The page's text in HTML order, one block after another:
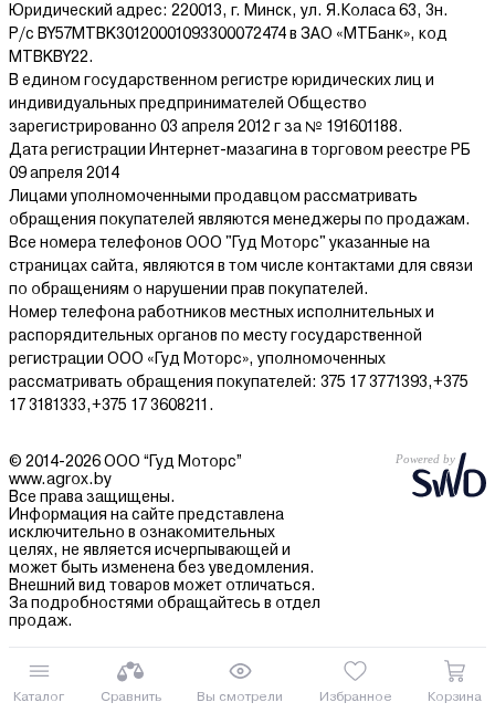
Каталог Сравнить Вы смотрели Избранное Корзина
Юридический адрес: 220013, г. Минск, ул. Я.Коласа 63, 3н.
Р/с BY57MTBK30120001093300072474 в ЗАО «МТБанк», код
MTBKBY22.
В едином государственном регистре юридических лиц и
индивидуальных предпринимателей Общество
зарегистрированно 03 апреля 2012 г за № 191601188.
Дата регистрации Интернет-мазагина в торговом реестре РБ
09 апреля 2014
Лицами уполномоченными продавцом рассматривать
обращения покупателей являются менеджеры по продажам.
Все номера телефонов ООО "Гуд Моторс" указанные на
страницах сайта, являются в том числе контактами для связи
по обращениям о нарушении прав покупателей.
Номер телефона работников местных исполнительных и
распорядительных органов по месту государственной
регистрации ООО «Гуд Моторс», уполномоченных
рассматривать обращения покупателей: 375 17 3771393,+375
17 3181333,+375 17 3608211.
© 2014-2026 ООО “Гуд Моторс”
www.agrox.by
Все права защищены.
Информация на сайте представлена
исключительно в ознакомительных
целях, не является исчерпывающей и
может быть изменена без уведомления.
Внешний вид товаров может отличаться.
За подробностями обращайтесь в отдел
продаж.